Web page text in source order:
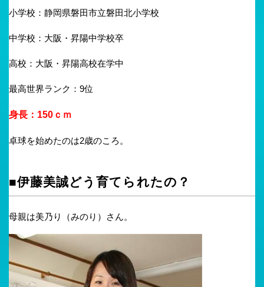
小学校：静岡県磐田市立磐田北小学校
中学校：大阪・昇陽中学校卒
高校：大阪・昇陽高校在学中
最高世界ランク：9位
身長：150ｃｍ
卓球を始めたのは2歳のころ。
■伊藤美誠どう育てられたの？
母親は美乃り（みのり）さん。